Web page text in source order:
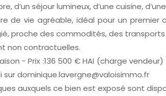
d’un séjour lumineux, d’une cuisine,
de vie agréable, idéal pour un
proche des commodités, des
non contractuelles.
- Prix :136 500 € HAI (charge
sur dominique.lavergne@valoisimmo.fr
auxquels ce bien est exposé sont